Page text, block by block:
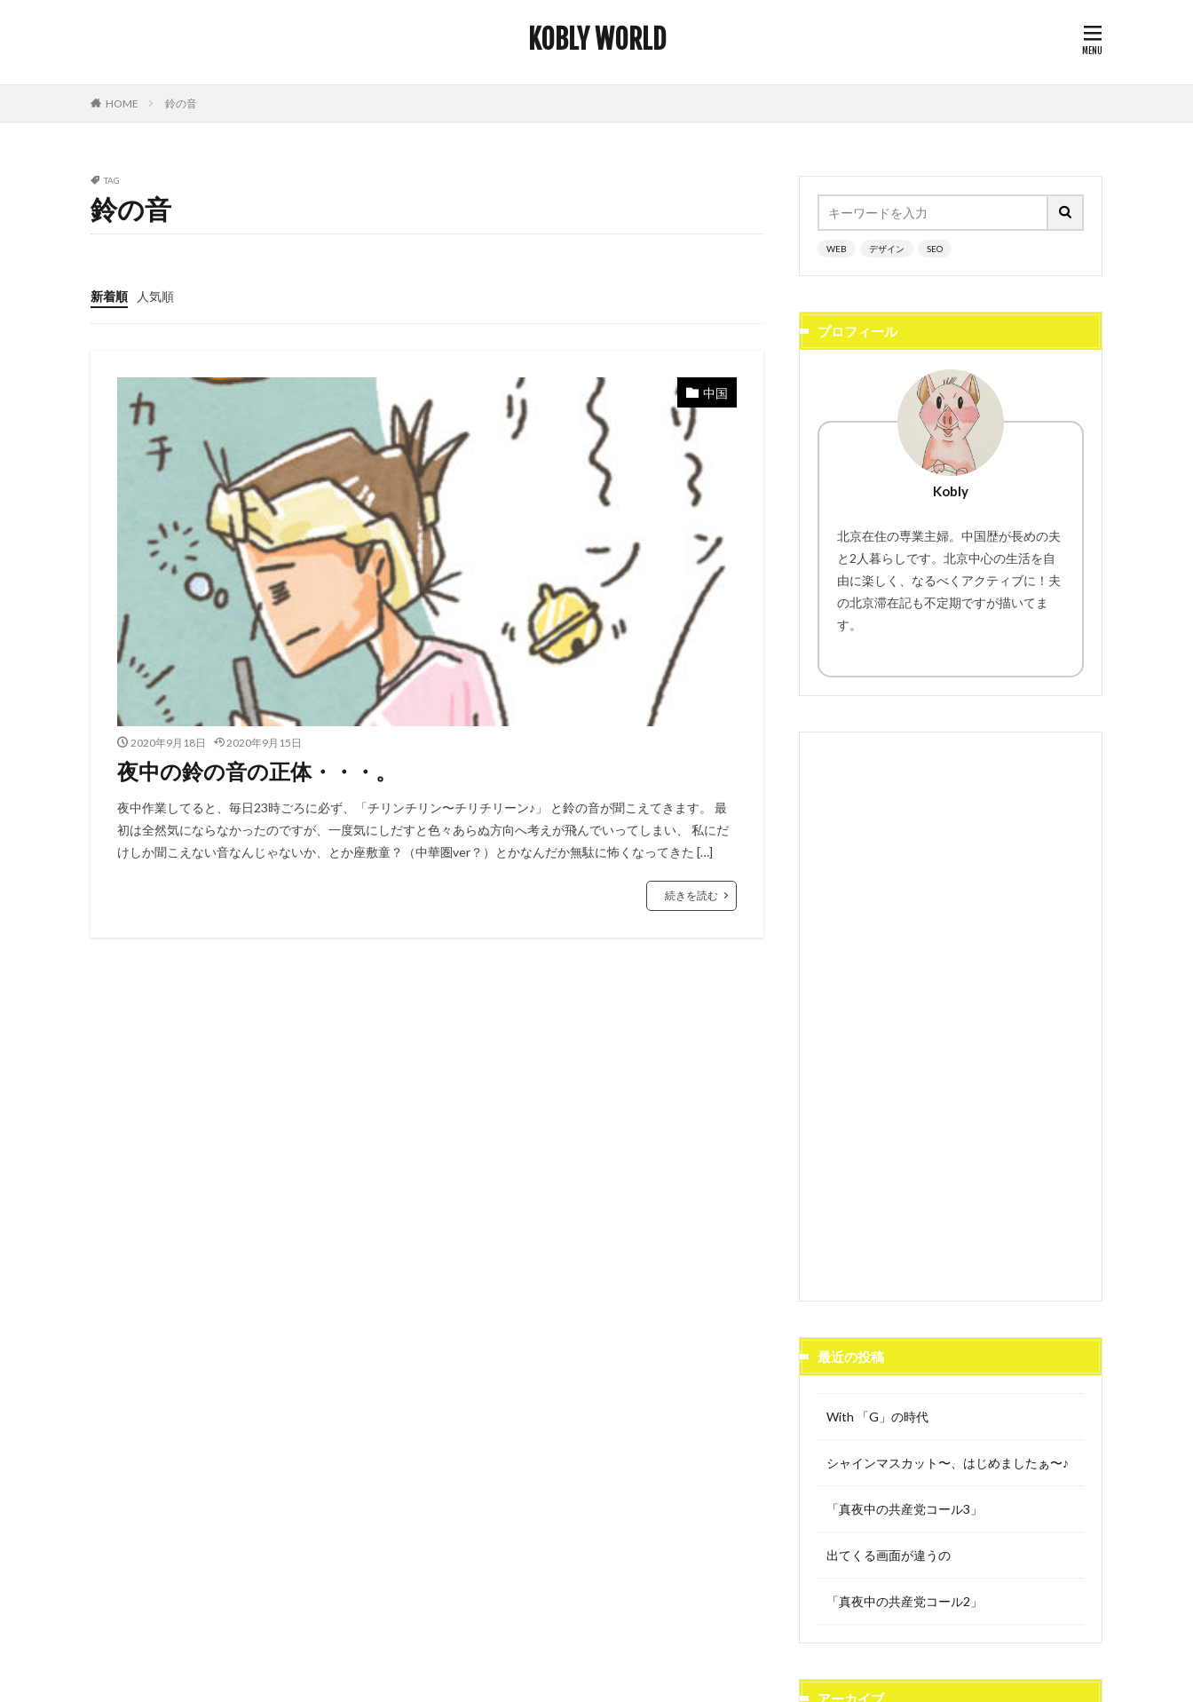
KOBLY WORLD
HOME 鈴の音
TAG
鈴の音
新着順 人気順
中国
2020年9月18日 2020年9月15日
夜中の鈴の音の正体・・・。
夜中作業してると、毎日23時ごろに必ず、「チリンチリン〜チリチリーン♪」 と鈴の音が聞こえてきます。 最
初は全然気にならなかったのですが、一度気にしだすと色々あらぬ方向へ考えが飛んでいってしまい、 私にだ
けしか聞こえない音なんじゃないか、とか座敷童？（中華圏ver？）とかなんだか無駄に怖くなってきた […]
続きを読む
WEB デザイン SEO
プロフィール
Kobly
北京在住の専業主婦。中国歴が長めの夫
と2人暮らしです。北京中心の生活を自
由に楽しく、なるべくアクティブに！夫
の北京滞在記も不定期ですが描いてま
す。
最近の投稿
With 「G」の時代
シャインマスカット〜、はじめましたぁ〜♪
「真夜中の共産党コール3」
出てくる画面が違うの
「真夜中の共産党コール2」
アーカイブ